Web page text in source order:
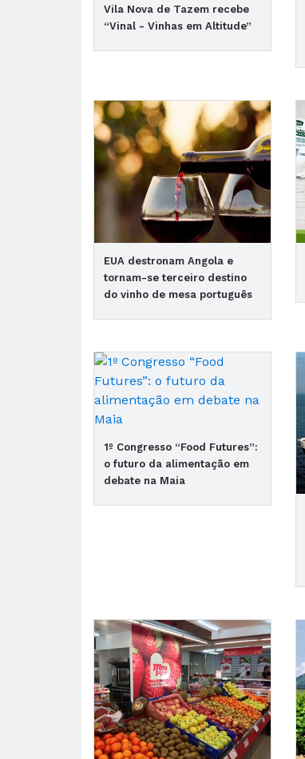
Vila Nova de Tazem recebe
“Vinal - Vinhas em Altitude”
EUA destronam Angola e
tornam-se terceiro destino
do vinho de mesa português
1º Congresso “Food Futures”:
o futuro da alimentação em
debate na Maia